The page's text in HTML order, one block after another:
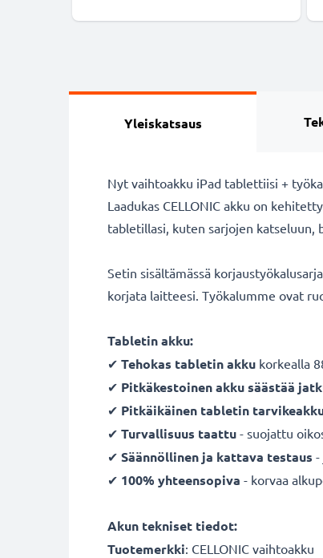
Yleiskatsaus
Nyt vaihtoakku iPad tablettiisi +
Laadukas CELLONIC akku on
tabletillasi, kuten sarjojen katseluun,
Setin sisältämässä
korjata laitteesi. Työkalumme ovat
Tabletin akku:
✔ Tehokas tabletin akku korkealla
✔ Pitkäkestoinen akku säästää
✔ Pitkäikäinen tabletin
✔ Turvallisuus taattu - suojattu
✔ Säännöllinen ja kattava testaus -
✔ 100% yhteensopiva - korvaa
Akun tekniset tiedot:
Tuotemerkki: CELLONIC vaihtoakku